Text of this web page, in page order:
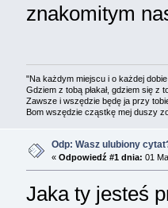
znakomitym
"Na każdym miejscu i o każdej dobie
Gdziem z tobą płakał, gdziem się z
Zawsze i wszędzie będę ja przy
Bom wszędzie cząstkę mej duszy
Odp: Wasz ulubiony
« Odpowiedź #1 dnia: 01
Jaka ty jesteś